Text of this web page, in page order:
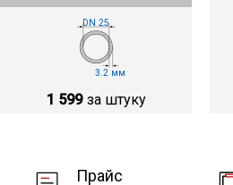
DN 25
3.2 мм
1 599 за штуку
Прайс